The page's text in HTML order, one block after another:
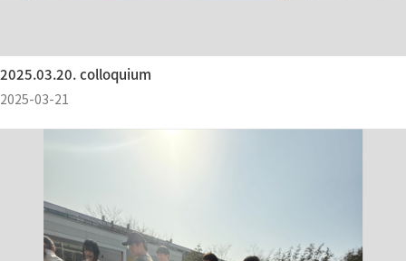
2025.03.20. colloquium
2025-03-21